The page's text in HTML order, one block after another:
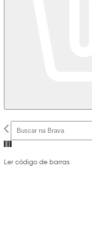
Ler código de barras